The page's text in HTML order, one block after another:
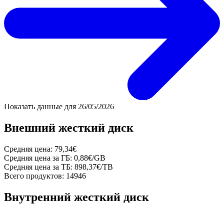
Показать данные для 26/05/2026
Внешний жесткий диск
Средняя цена: 79,34€
Средняя цена за ГБ: 0,88€/GB
Средняя цена за ТБ: 898,37€/TB
Всего продуктов: 14946
Внутренний жесткий диск